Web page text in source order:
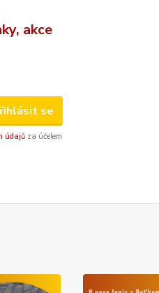
akce
se
údajů za účelem